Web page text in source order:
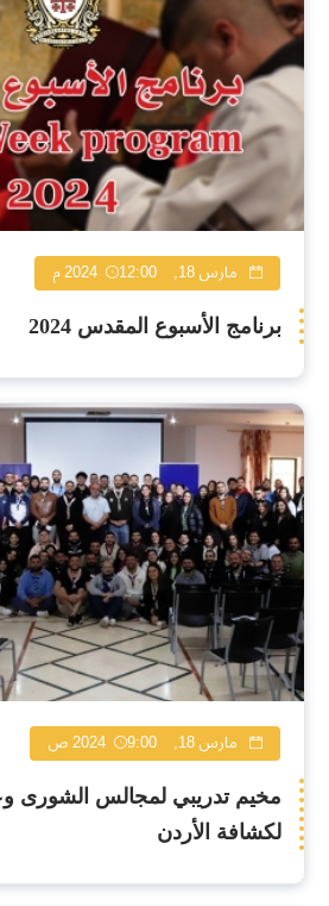
مارس 18, 2024 12:00 م
برنامج الأسبوع المقدس 2024
مارس 18, 2024 9:00 ص
مخيم تدريبي لمجالس الشورى
لكشافة الأردن